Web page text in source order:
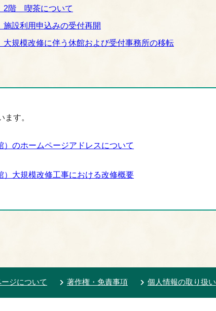
2階 喫茶について
設利用申込みの受付再開
規模改修に伴う休館および受付事務所の移転
す。
のホームページアドレスについて
大規模改修工事における改修概要
ジについて 著作権・免責事項 個人情報の取り扱い